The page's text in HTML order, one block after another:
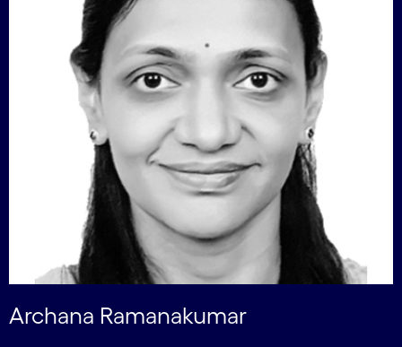
Archana Ramanakumar